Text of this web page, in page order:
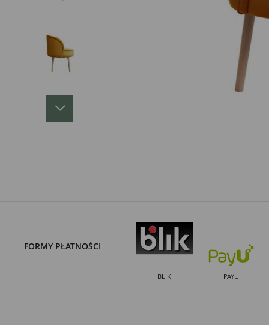
FORMY PŁATNOŚCI
BLIK PAYU